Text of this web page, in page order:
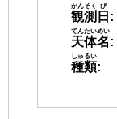
観測
かんそく
日
び
:
天体名
てんたいめい
:
種類
しゅるい
: